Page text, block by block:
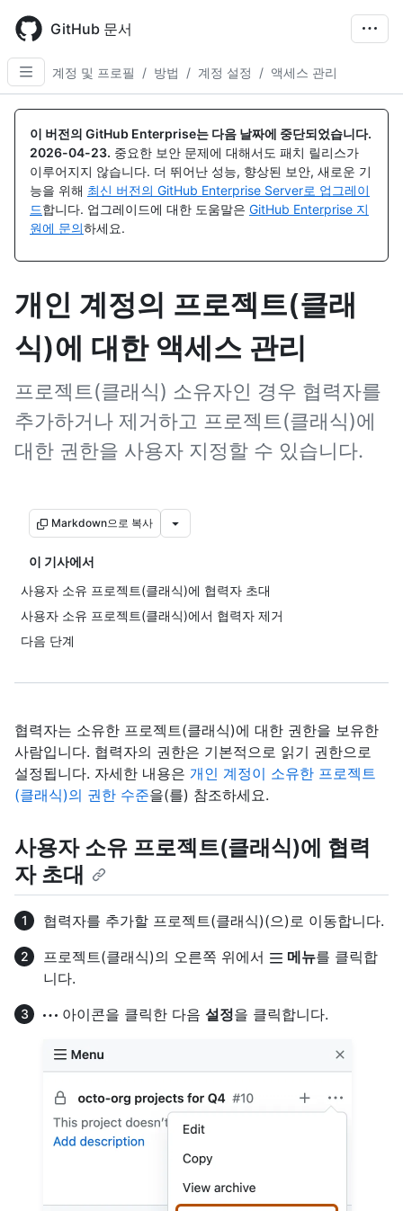
main
content
GitHub 문서
계정 및 프로필 / 방법 / 계정 설정 / 액세스 관리
이 버전의 GitHub Enterprise는 다음 날짜에 중단되었습니다.
2026-04-23. 중요한 보안 문제에 대해서도 패치 릴리스가
이루어지지 않습니다. 더 뛰어난 성능, 향상된 보안, 새로운 기
능을 위해 최신 버전의 GitHub Enterprise Server로 업그레이
드합니다. 업그레이드에 대한 도움말은 GitHub Enterprise 지
원에 문의하세요.
개인 계정의 프로젝트(클래
식)에 대한 액세스 관리
프로젝트(클래식) 소유자인 경우 협력자를
추가하거나 제거하고 프로젝트(클래식)에
대한 권한을 사용자 지정할 수 있습니다.
Markdown으로 복사
이 기사에서
사용자 소유 프로젝트(클래식)에 협력자 초대
사용자 소유 프로젝트(클래식)에서 협력자 제거
다음 단계
협력자는 소유한 프로젝트(클래식)에 대한 권한을 보유한
사람입니다. 협력자의 권한은 기본적으로 읽기 권한으로
설정됩니다. 자세한 내용은 개인 계정이 소유한 프로젝트
(클래식)의 권한 수준을(를) 참조하세요.
사용자 소유 프로젝트(클래식)에 협력
자 초대
협력자를 추가할 프로젝트(클래식)(으)로 이동합니다.
프로젝트(클래식)의 오른쪽 위에서
메뉴를 클릭합
니다.
아이콘을 클릭한 다음 설정을 클릭합니다.